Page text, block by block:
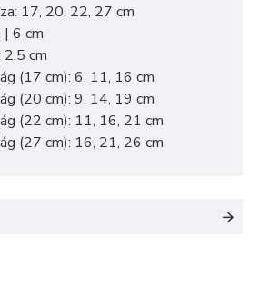
17, 20, 22, 27 cm
| 6 cm
cm
(17 cm): 6, 11, 16 cm
(20 cm): 9, 14, 19 cm
(22 cm): 11, 16, 21 cm
(27 cm): 16, 21, 26 cm